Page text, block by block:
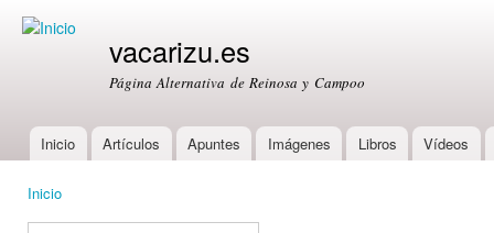
vacarizu.es
Página Alternativa de Reinosa y Campoo
Main menu
Inicio Artículos Apuntes Imágenes Libros Vídeos
Inicio